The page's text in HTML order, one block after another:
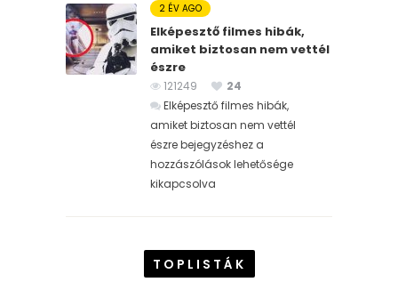
2 ÉV AGO
Elképesztő filmes hibák,
amiket biztosan nem vettél
észre
121249
24
Elképesztő filmes hibák,
amiket biztosan nem vettél
észre bejegyzéshez a
hozzászólások lehetősége
kikapcsolva
TOPLISTÁK